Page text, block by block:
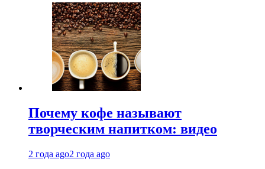
Почему кофе называют
творческим напитком: видео
2 года ago2 года ago